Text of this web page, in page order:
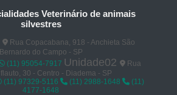
Veterinário de animais
silvestres
Rua Copacabana, 918 - Anchieta São
Bernardo do Campo - SP
(11) 95054-7917 Unidade02
Rua
30 - Centro - Diadema - SP
(11) 97329-5116 (11) 2988-1648
(11)
4177-1648